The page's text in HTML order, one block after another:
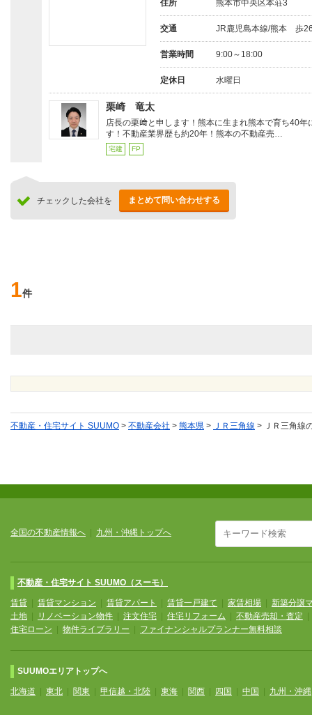
住所 熊本市中央区本荘3
交通 JR鹿児島本線/熊本 歩
営業時間 9:00～18:00
定休日 水曜日
栗崎 竜太
店長の栗﨑と申します！熊本に生まれ熊本で育ち40年
す！不動産業界歴も約20年！熊本の不動産売…
宅建 FP
チェックした会社を まとめて問い合わせする
1件
不動産・住宅サイト SUUMO > 不動産会社 > 熊本県 > ＪＲ三角線 > ＪＲ三角線
全国の不動産情報へ 九州・沖縄トップへ
不動産・住宅サイト SUUMO（スーモ）
賃貸 賃貸マンション 賃貸アパート 賃貸一戸建て 家賃相場
新築分譲
土地
リノベーション物件 注文住宅 住宅リフォーム 不動産売却・査定
住宅ローン
物件ライブラリー ファイナンシャルプランナー無料相談
SUUMOエリアトップへ
北海道 東北 関東 甲信越・北陸 東海 関西 四国 中国 九州・沖縄